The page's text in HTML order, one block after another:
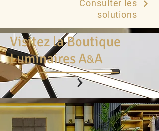
Consulter les
solutions
Visitez la Boutique
Luminaires A&A